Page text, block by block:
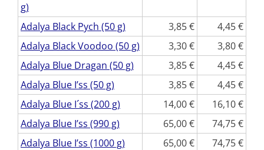
g)
Adalya Black Pych (50 g) 3,85
4,45
Adalya Black Voodoo (50 g)
3,30
3,80
Adalya Blue Dragan (50 g)
3,85
4,45
Adalya Blue I’ss (50 g)
3,85
4,45
Adalya Blue I´ss (200 g)
14,00
16,10
Adalya Blue I’ss (990 g)
65,00
74,75
Adalya Blue I’ss (1000 g)
65,00
74,75